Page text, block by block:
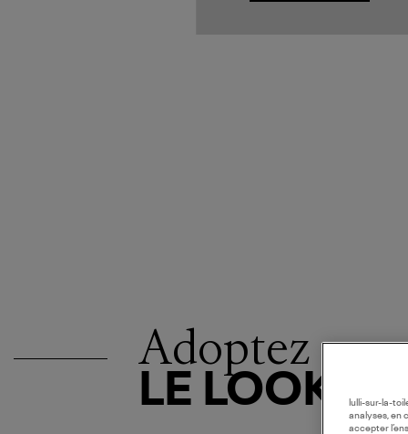
Adoptez
LE LOOK
lulli-sur-la-
analyses, en
accepter